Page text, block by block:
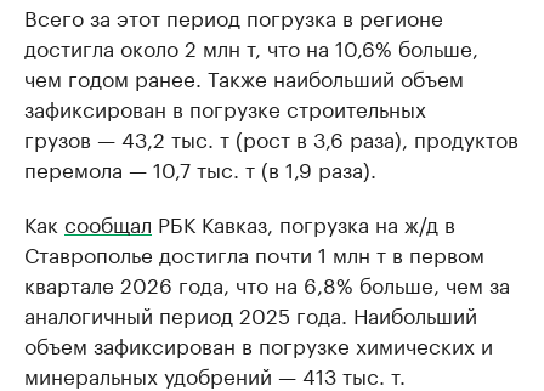
Всего за этот период погрузка в регионе
достигла около 2 млн т, что на 10,6% больше,
чем годом ранее. Также наибольший объем
зафиксирован в погрузке строительных
грузов — 43,2 тыс. т (рост в 3,6 раза), продуктов
перемола — 10,7 тыс. т (в 1,9 раза).
Как сообщал РБК Кавказ, погрузка на ж/д в
Ставрополье достигла почти 1 млн т в первом
квартале 2026 года, что на 6,8% больше, чем за
аналогичный период 2025 года. Наибольший
объем зафиксирован в погрузке химических и
минеральных удобрений — 413 тыс. т.